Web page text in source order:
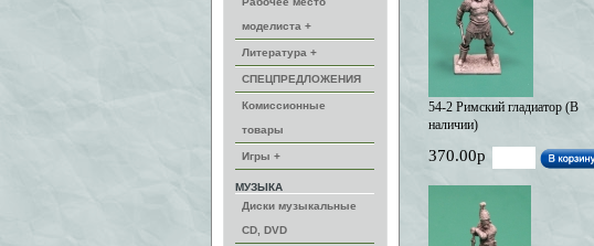
моделиста +
Литература +
СПЕЦПРЕДЛОЖЕНИЯ
Комиссионные
товары
Игры +
МУЗЫКА
Диски музыкальные
CD, DVD
54-2 Римский гладиатор (В
наличии)
370.00р